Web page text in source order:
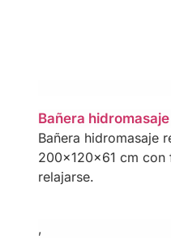
Bañera
Bañera hidromasaje
200x120x61 cm con
relajarse.
,